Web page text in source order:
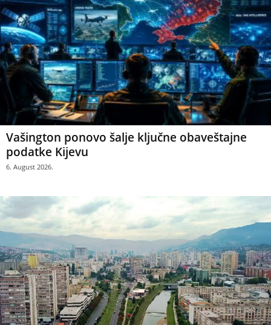
Vašington ponovo šalje ključne obaveštajne
podatke Kijevu
6. August 2026.